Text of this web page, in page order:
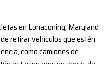
en Lonaconing, Maryland
retirar vehículos que estén
como camiones de